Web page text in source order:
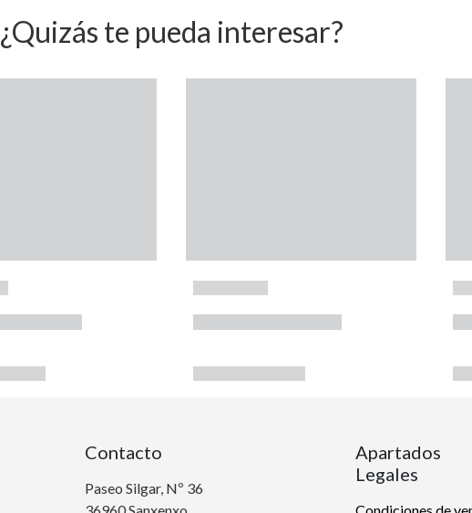
¿Quizás te pueda interesar?
Contacto
Paseo Silgar, Nº 36
Apartados
Legales